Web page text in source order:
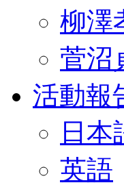
柳澤
菅沼
活動報
日本
英語